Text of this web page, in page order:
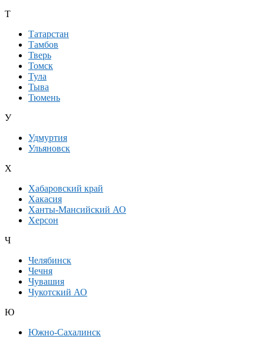
Т
Татарстан
Тамбов
Тверь
Томск
Тула
Тыва
Тюмень
У
Удмуртия
Ульяновск
Х
Хабаровский край
Хакасия
Ханты-Мансийский АО
Херсон
Ч
Челябинск
Чечня
Чувашия
Чукотский АО
Ю
Южно-Сахалинск